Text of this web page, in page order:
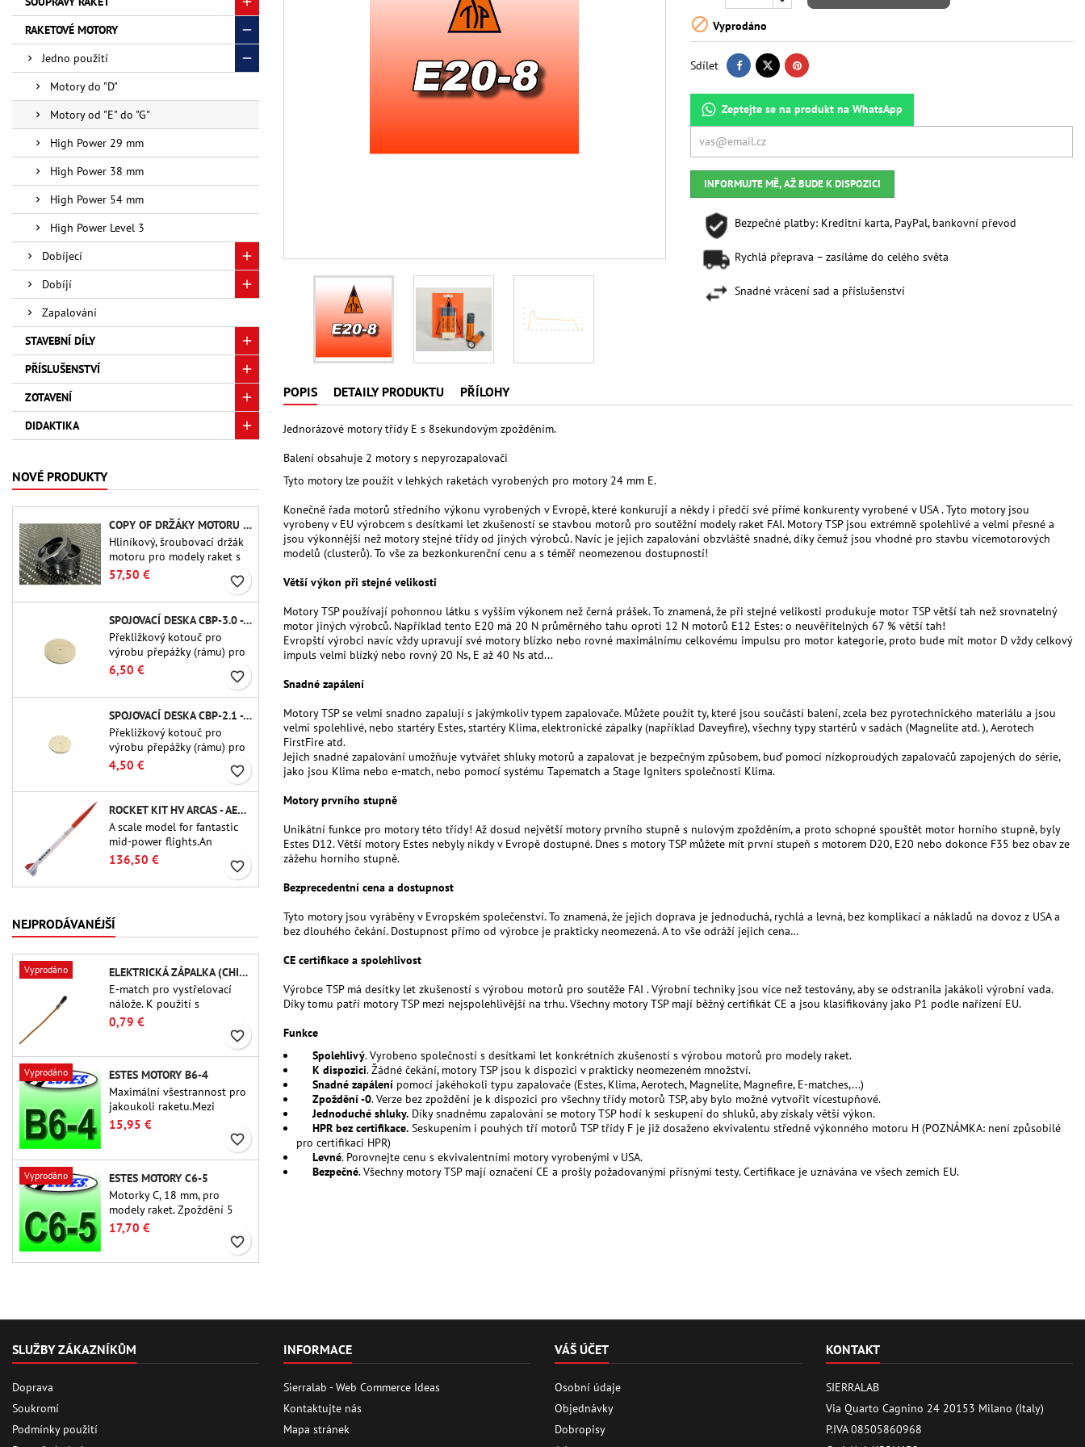
RAKETOVÉ MOTORY
Jedno použití
Motory do "D"
Motory od "E" do "G"
High Power 29 mm
High Power 38 mm
High Power 54 mm
High Power Level 3
Dobíjecí
Dobíjí
Zapalování
STAVEBNÍ DÍLY
PŘÍSLUŠENSTVÍ
ZOTAVENÍ
DIDAKTIKA
NOVÉ PRODUKTY
COPY OF DRŽÁKY MOTORU PML PRO MR-38
Hliníkový, šroubovací držák
motoru pro modely raket s
54mm úchyty motoru.
Vhodný pro fenolové trubky
PML.
57,50 € favorite_border
SPOJOVACÍ DESKA CBP-3.0 - PUBLIC MISSILES LTD.
Překližkový kotouč pro
výrobu přepážky (rámu) pro
trubkové spojky Public
Missiles Ltd. o průměru 75
mm (PT-3.0/QT-3.0)
6,50 € favorite_border
SPOJOVACÍ DESKA CBP-2.1 - PUBLIC MISSILES LTD.
Překližkový kotouč pro
výrobu přepážky (rámu) pro
trubkové spojky Public
Missiles Ltd. o průměru 54
mm (PT-2.1 nebo QT-2.1)
4,50 € favorite_border
ROCKET KIT HV ARCAS - AEROTECH
A scale model for fantastic
mid-power flights.An
uncompromising kit that
allows you to build a replica
of one of the most famous
136,50 € favorite_border
NEJPRODÁVANÉJŠÍ
Vyprodáno
ELEKTRICKÁ ZÁPALKA (CHIP-TYPE)
E-match pro vystřelovací
nálože. K použití s ​​
výškoměry nebo jinými
elektronickými zařízeními.
0,79 €
favorite_border
Vyprodáno
ESTES MOTORY B6-4
Maximální všestrannost pro
jakoukoli raketu.Mezi
nejpoužívanější raketové
motory vůbec patří Estes B6-
4 motor vhodný pro většinu
raket Estes a podobných
raket.
15,95 €
favorite_border
Vyprodáno
ESTES MOTORY C6-5
Motorky C, 18 mm, pro
modely raket. Zpoždění 5
sekund u jednostupňových
raket.
17,70 €
favorite_border
 Vyprodáno
Sdílet
Zeptejte se na produkt na WhatsApp
INFORMUJTE MĚ, AŽ BUDE K DISPOZICI
Bezpečné platby: Kreditní karta, PayPal, bankovní převod
Rychlá přeprava – zasíláme do celého světa
Snadné vrácení sad a příslušenství
POPIS DETAILY PRODUKTU PŘÍLOHY
Jednorázové motory třídy E s 8sekundovým zpožděním.
Balení obsahuje 2 motory s nepyrozapalovači
Tyto motory lze použít v lehkých raketách vyrobených pro motory 24 mm E.
Konečně řada motorů středního výkonu vyrobených v Evropě, které konkurují a někdy i předčí své přímé konkurenty vyrobené v USA . Tyto motory jsou
vyrobeny v EU výrobcem s desítkami let zkušeností se stavbou motorů pro soutěžní modely raket FAI. Motory TSP jsou extrémně spolehlivé a velmi přesné a
jsou výkonnější než motory stejné třídy od jiných výrobců. Navíc je jejich zapalování obzvláště snadné, díky čemuž jsou vhodné pro stavbu vícemotorových
modelů (clusterů). To vše za bezkonkurenční cenu a s téměř neomezenou dostupností!
Větší výkon při stejné velikosti
Motory TSP používají pohonnou látku s vyšším výkonem než černá prášek. To znamená, že při stejné velikosti produkuje motor TSP větší tah než srovnatelný
motor jiných výrobců. Například tento E20 má 20 N průměrného tahu oproti 12 N motorů E12 Estes: o neuvěřitelných 67 % větší tah!
Evropští výrobci navíc vždy upravují své motory blízko nebo rovné maximálnímu celkovému impulsu pro motor kategorie, proto bude mít motor D vždy celkový
impuls velmi blízký nebo rovný 20 Ns, E až 40 Ns atd...
Snadné zapálení
Motory TSP se velmi snadno zapalují s jakýmkoliv typem zapalovače. Můžete použít ty, které jsou součástí balení, zcela bez pyrotechnického materiálu a jsou
velmi spolehlivé, nebo startéry Estes, startéry Klima, elektronické zápalky (například Daveyfire), všechny typy startérů v sadách (Magnelite atd. ), Aerotech
FirstFire atd.
Jejich snadné zapalování umožňuje vytvářet shluky motorů a zapalovat je bezpečným způsobem, buď pomocí nízkoproudých zapalovačů zapojených do série,
jako jsou Klima nebo e-match, nebo pomocí systému Tapematch a Stage Igniters společnosti Klima.
Motory prvního stupně
Unikátní funkce pro motory této třídy! Až dosud největší motory prvního stupně s nulovým zpožděním, a proto schopné spouštět motor horního stupně, byly
Estes D12. Větší motory Estes nebyly nikdy v Evropě dostupné. Dnes s motory TSP můžete mít první stupeň s motorem D20, E20 nebo dokonce F35 bez obav ze
zážehu horního stupně.
Bezprecedentní cena a dostupnost
Tyto motory jsou vyráběny v Evropském společenství. To znamená, že jejich doprava je jednoduchá, rychlá a levná, bez komplikací a nákladů na dovoz z USA a
bez dlouhého čekání. Dostupnost přímo od výrobce je prakticky neomezená. A to vše odráží jejich cena…
CE certifikace a spolehlivost
Výrobce TSP má desítky let zkušeností s výrobou motorů pro soutěže FAI . Výrobní techniky jsou více než testovány, aby se odstranila jakákoli výrobní vada.
Díky tomu patří motory TSP mezi nejspolehlivější na trhu. Všechny motory TSP mají běžný certifikát CE a jsou klasifikovány jako P1 podle nařízení EU.
Funkce
Spolehlivý. Vyrobeno společností s desítkami let konkrétních zkušeností s výrobou motorů pro modely raket.
K dispozici. Žádné čekání, motory TSP jsou k dispozici v prakticky neomezeném množství.
Snadné zapálení pomocí jakéhokoli typu zapalovače (Estes, Klima, Aerotech, Magnelite, Magnefire, E-matches,...)
Zpoždění -0. Verze bez zpoždění je k dispozici pro všechny třídy motorů TSP, aby bylo možné vytvořit vícestupňové.
Jednoduché shluky. Díky snadnému zapalování se motory TSP hodí k seskupení do shluků, aby získaly větší výkon.
HPR bez certifikace. Seskupením i pouhých tří motorů TSP třídy F je již dosaženo ekvivalentu středně výkonného motoru H (POZNÁMKA: není způsobilé
pro certifikaci HPR)
Levné. Porovnejte cenu s ekvivalentními motory vyrobenými v USA.
Bezpečné. Všechny motory TSP mají označení CE a prošly požadovanými přísnými testy. Certifikace je uznávána ve všech zemích EU.
SLUŽBY ZÁKAZNÍKŮM
Doprava
Soukromí
Podmínky použití
INFORMACE
Sierralab - Web Commerce Ideas
Kontaktujte nás
Mapa stránek
VÁŠ ÚČET
Osobní údaje
Objednávky
Dobropisy
KONTAKT
SIERRALAB
Via Quarto Cagnino 24 20153 Milano (Italy)
P.IVA 08505860968